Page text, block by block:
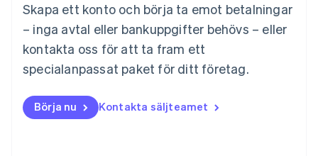
Skapa ett konto och börja ta emot betalningar
– inga avtal eller bankuppgifter behövs – eller
kontakta oss för att ta fram ett
specialanpassat paket för ditt företag.
Börja nu Kontakta säljteamet
Malta
English
Mexiko
Español English
Nederländerna
Norge
English